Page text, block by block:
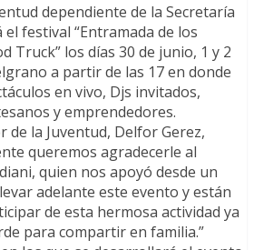
dependiente de la Secretaría
festival “Entramada de los
Truck” los días 30 de junio, 1 y 2
a partir de las 17 en donde
en vivo, Djs invitados,
y emprendedores.
de la Juventud, Delfor Gerez,
queremos agradecerle al
quien nos apoyó desde un
adelante este evento y están
de esta hermosa actividad ya
para compartir en familia.”